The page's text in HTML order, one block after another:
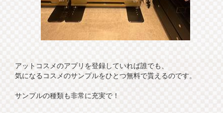
アットコスメのアプリを登録していれば誰でも、
気になるコスメのサンプルをひとつ無料で貰えるのです。
サンプルの種類も非常に充実で！